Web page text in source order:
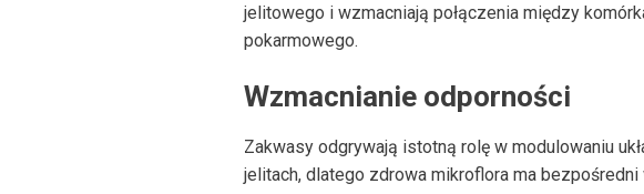
jelitowego i wzmacniają połączenia między
pokarmowego.
Wzmacnianie odporności
Zakwasy odgrywają istotną rolę w modulowaniu
jelitach, dlatego zdrowa mikroflora ma